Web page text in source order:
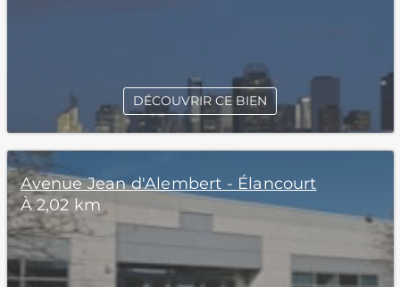
DÉCOUVRIR CE BIEN
Avenue Jean d'Alembert - Élancourt
À 2,02 km